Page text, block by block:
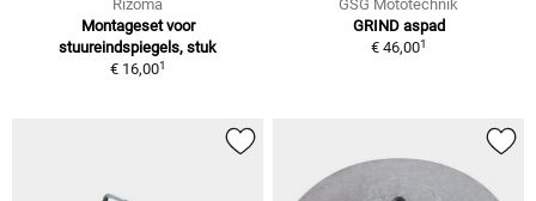
Rizoma
Montageset voor
stuureindspiegels, stuk
€ 16,001
GSG Mototechnik
GRIND aspad
€ 46,001